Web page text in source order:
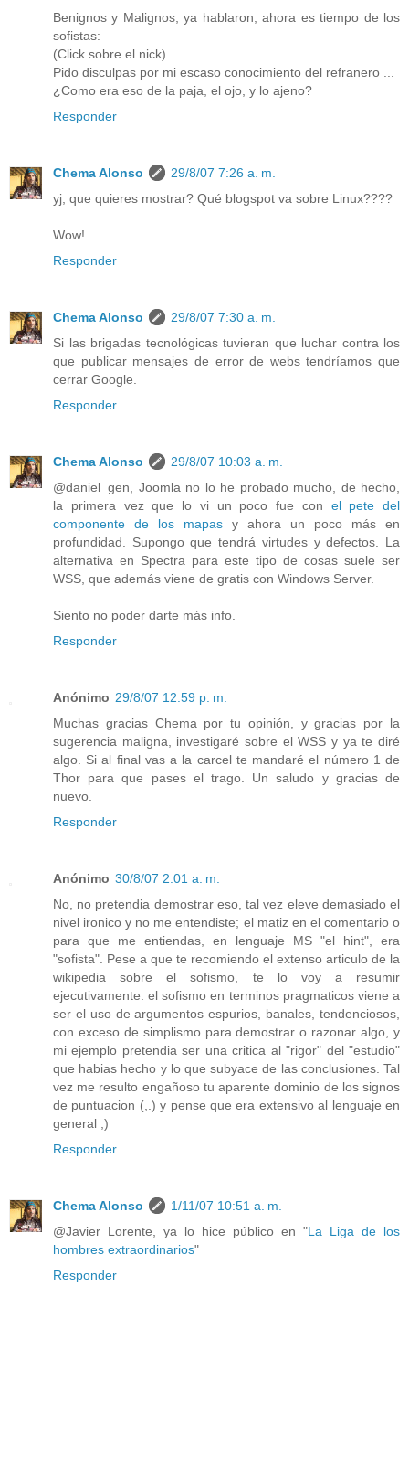
Benignos y Malignos, ya hablaron, ahora es tiempo de los
sofistas:
(Click sobre el nick)
Pido disculpas por mi escaso conocimiento del refranero ...
¿Como era eso de la paja, el ojo, y lo ajeno?
Responder
Chema Alonso
29/8/07 7:26 a. m.
yj, que quieres mostrar? Qué blogspot va sobre Linux????
Wow!
Responder
Chema Alonso
29/8/07 7:30 a. m.
Si las brigadas tecnológicas tuvieran que luchar contra los
que publicar mensajes de error de webs tendríamos que
cerrar Google.
Responder
Chema Alonso
29/8/07 10:03 a. m.
@daniel_gen, Joomla no lo he probado mucho, de hecho,
la primera vez que lo vi un poco fue con el pete del
componente de los mapas y ahora un poco más en
profundidad. Supongo que tendrá virtudes y defectos. La
alternativa en Spectra para este tipo de cosas suele ser
WSS, que además viene de gratis con Windows Server.
Siento no poder darte más info.
Responder
Anónimo 29/8/07 12:59 p. m.
Muchas gracias Chema por tu opinión, y gracias por la
sugerencia maligna, investigaré sobre el WSS y ya te diré
algo. Si al final vas a la carcel te mandaré el número 1 de
Thor para que pases el trago. Un saludo y gracias de
nuevo.
Responder
Anónimo 30/8/07 2:01 a. m.
No, no pretendia demostrar eso, tal vez eleve demasiado el
nivel ironico y no me entendiste; el matiz en el comentario o
para que me entiendas, en lenguaje MS "el hint", era
"sofista". Pese a que te recomiendo el extenso articulo de la
wikipedia sobre el sofismo, te lo voy a resumir
ejecutivamente: el sofismo en terminos pragmaticos viene a
ser el uso de argumentos espurios, banales, tendenciosos,
con exceso de simplismo para demostrar o razonar algo, y
mi ejemplo pretendia ser una critica al "rigor" del "estudio"
que habias hecho y lo que subyace de las conclusiones. Tal
vez me resulto engañoso tu aparente dominio de los signos
de puntuacion (,.) y pense que era extensivo al lenguaje en
general ;)
Responder
Chema Alonso
1/11/07 10:51 a. m.
@Javier Lorente, ya lo hice público en "La Liga de los
hombres extraordinarios"
Responder